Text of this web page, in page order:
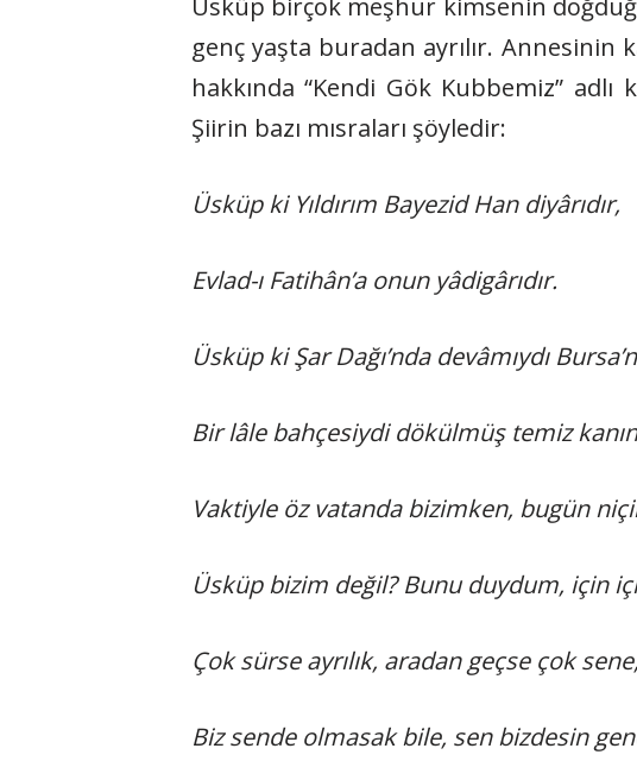
Üsküp birçok meşhur kimsenin
genç yaşta buradan ayrılır.
hakkında “Kendi Gök Kubbemiz”
Şiirin bazı mısraları şöyledir:
Üsküp ki Yıldırım Bayezid Han diyârıdır,
Evlad-ı Fatihân’a onun yâdigârıdır.
Üsküp ki Şar Dağı’nda devâmıydı
Bir lâle bahçesiydi dökülmüş temiz
Vaktiyle öz vatanda bizimken, bugün
Üsküp bizim değil? Bunu duydum, için
Çok sürse ayrılık, aradan geçse çok sene,
Biz sende olmasak bile, sen bizdesin